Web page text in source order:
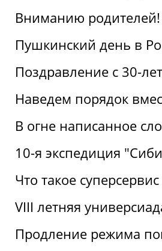
Вниманию родителей!
Пушкинский день в
Поздравление с 30-
Наведем порядок
В огне написанное
10-я экспедиция
Что такое
VIII летняя
Продление режима